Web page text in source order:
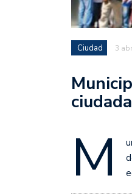
Ciudad 3
M